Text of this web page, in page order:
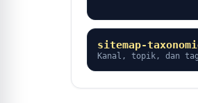
sitemap-
Kanal, topik, dan tag